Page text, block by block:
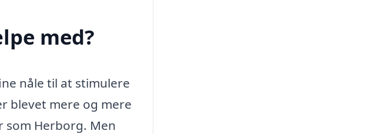
med?
nåle til at stimulere
blevet mere og mere
Herborg. Men